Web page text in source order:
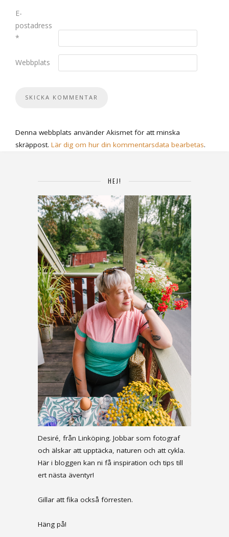
E-
postadress
*
Webbplats
Denna webbplats använder Akismet för att minska
skräppost. Lär dig om hur din kommentarsdata bearbetas.
HEJ!
Desiré, från Linköping. Jobbar som fotograf
och älskar att upptäcka, naturen och att cykla.
Här i bloggen kan ni få inspiration och tips till
ert nästa äventyr!
Gillar att fika också förresten.
Häng på!